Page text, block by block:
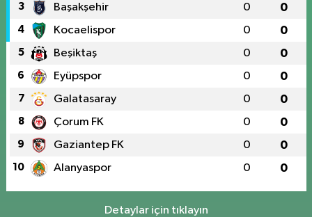
3 Başakşehir 0 0
4 Kocaelispor 0 0
5 Beşiktaş 0 0
6 Eyüpspor 0 0
7 Galatasaray 0 0
8 Çorum FK 0 0
9 Gaziantep FK 0 0
10 Alanyaspor 0 0
Detaylar için tıklayın